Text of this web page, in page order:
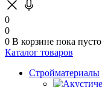
0
0
0 В корзине пока пусто
Каталог товаров
Стройматериалы